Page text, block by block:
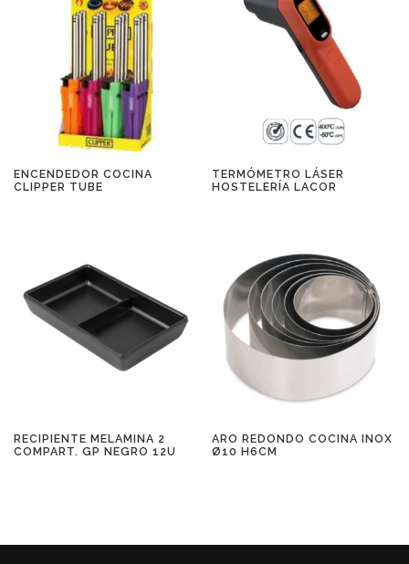
ENCENDEDOR COCINA
CLIPPER TUBE
TERMÓMETRO LÁSER
HOSTELERÍA LACOR
RECIPIENTE MELAMINA 2
COMPART. GP NEGRO 12U
ARO REDONDO COCINA INOX
Ø10 H6CM